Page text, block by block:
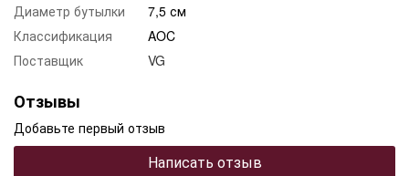
Диаметр бутылки
7,5 см
Классификация
AOC
Поставщик
VG
Отзывы
Добавьте первый отзыв
Написать отзыв